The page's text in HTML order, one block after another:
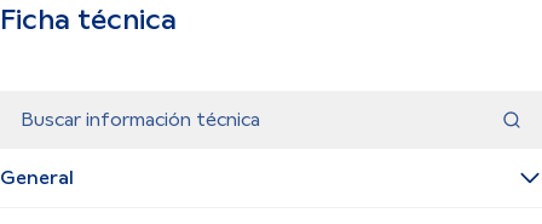
Ficha técnica
Buscar información técnica
General